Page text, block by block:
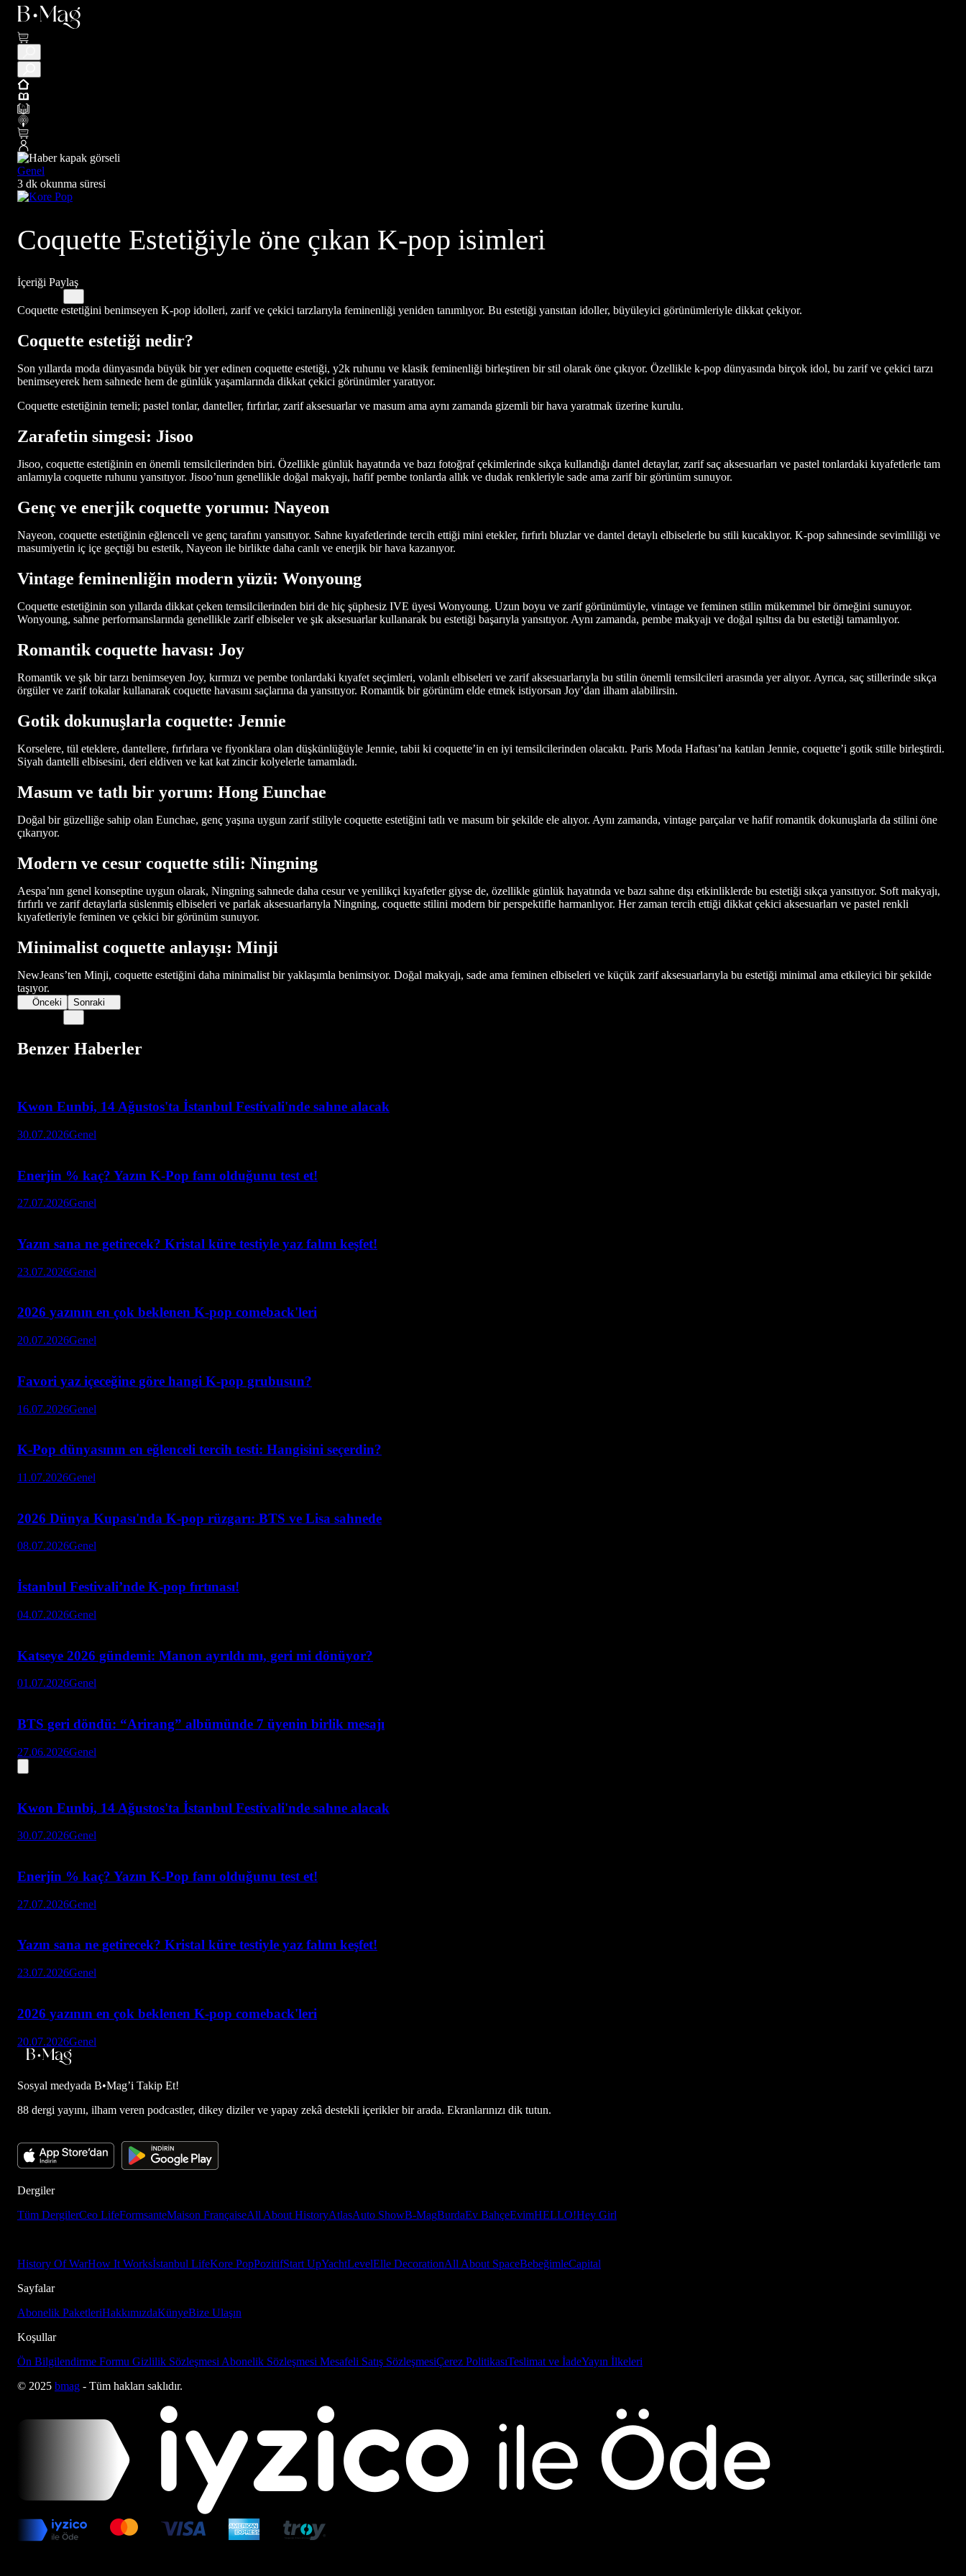
Genel
3 dk okunma süresi
Coquette Estetiğiyle öne çıkan K-pop isimleri
İçeriği Paylaş
Coquette estetiğini benimseyen K-pop idolleri, zarif ve çekici tarzlarıyla feminenliği yeniden tanımlıyor. Bu estetiği yansıtan idoller, büyüleyici görünümleriyle dikkat çekiyor.
Coquette estetiği nedir?
Son yıllarda moda dünyasında büyük bir yer edinen coquette estetiği, y2k ruhunu ve klasik feminenliği birleştiren bir stil olarak öne çıkıyor. Özellikle k-pop dünyasında birçok idol, bu zarif ve çekici tarzı
benimseyerek hem sahnede hem de günlük yaşamlarında dikkat çekici görünümler yaratıyor.
Coquette estetiğinin temeli; pastel tonlar, danteller, fırfırlar, zarif aksesuarlar ve masum ama aynı zamanda gizemli bir hava yaratmak üzerine kurulu.
Zarafetin simgesi: Jisoo
Jisoo, coquette estetiğinin en önemli temsilcilerinden biri. Özellikle günlük hayatında ve bazı fotoğraf çekimlerinde sıkça kullandığı dantel detaylar, zarif saç aksesuarları ve pastel tonlardaki kıyafetlerle tam
anlamıyla coquette ruhunu yansıtıyor. Jisoo’nun genellikle doğal makyajı, hafif pembe tonlarda allık ve dudak renkleriyle sade ama zarif bir görünüm sunuyor.
Genç ve enerjik coquette yorumu: Nayeon
Nayeon, coquette estetiğinin eğlenceli ve genç tarafını yansıtıyor. Sahne kıyafetlerinde tercih ettiği mini etekler, fırfırlı bluzlar ve dantel detaylı elbiselerle bu stili kucaklıyor. K-pop sahnesinde sevimliliği ve
masumiyetin iç içe geçtiği bu estetik, Nayeon ile birlikte daha canlı ve enerjik bir hava kazanıyor.
Vintage feminenliğin modern yüzü: Wonyoung
Coquette estetiğinin son yıllarda dikkat çeken temsilcilerinden biri de hiç şüphesiz IVE üyesi Wonyoung. Uzun boyu ve zarif görünümüyle, vintage ve feminen stilin mükemmel bir örneğini sunuyor.
Wonyoung, sahne performanslarında genellikle zarif elbiseler ve şık aksesuarlar kullanarak bu estetiği başarıyla yansıtıyor. Aynı zamanda, pembe makyajı ve doğal ışıltısı da bu estetiği tamamlıyor.
Romantik coquette havası: Joy
Romantik ve şık bir tarzı benimseyen Joy, kırmızı ve pembe tonlardaki kıyafet seçimleri, volanlı elbiseleri ve zarif aksesuarlarıyla bu stilin önemli temsilcileri arasında yer alıyor. Ayrıca, saç stillerinde sıkça
örgüler ve zarif tokalar kullanarak coquette havasını saçlarına da yansıtıyor. Romantik bir görünüm elde etmek istiyorsan Joy’dan ilham alabilirsin.
Gotik dokunuşlarla coquette: Jennie
Korselere, tül eteklere, dantellere, fırfırlara ve fiyonklara olan düşkünlüğüyle Jennie, tabii ki coquette’in en iyi temsilcilerinden olacaktı. Paris Moda Haftası’na katılan Jennie, coquette’i gotik stille birleştirdi.
Siyah dantelli elbisesini, deri eldiven ve kat kat zincir kolyelerle tamamladı.
Masum ve tatlı bir yorum: Hong Eunchae
Doğal bir güzelliğe sahip olan Eunchae, genç yaşına uygun zarif stiliyle coquette estetiğini tatlı ve masum bir şekilde ele alıyor. Aynı zamanda, vintage parçalar ve hafif romantik dokunuşlarla da stilini öne
çıkarıyor.
Modern ve cesur coquette stili: Ningning
Aespa’nın genel konseptine uygun olarak, Ningning sahnede daha cesur ve yenilikçi kıyafetler giyse de, özellikle günlük hayatında ve bazı sahne dışı etkinliklerde bu estetiği sıkça yansıtıyor. Soft makyajı,
fırfırlı ve zarif detaylarla süslenmiş elbiseleri ve parlak aksesuarlarıyla Ningning, coquette stilini modern bir perspektifle harmanlıyor. Her zaman tercih ettiği dikkat çekici aksesuarları ve pastel renkli
kıyafetleriyle feminen ve çekici bir görünüm sunuyor.
Minimalist coquette anlayışı: Minji
NewJeans’ten Minji, coquette estetiğini daha minimalist bir yaklaşımla benimsiyor. Doğal makyajı, sade ama feminen elbiseleri ve küçük zarif aksesuarlarıyla bu estetiği minimal ama etkileyici bir şekilde
taşıyor.
Önceki Sonraki
Benzer Haberler
Kwon Eunbi, 14 Ağustos'ta İstanbul Festivali'nde sahne alacak
30.07.2026Genel
Enerjin % kaç? Yazın K-Pop fanı olduğunu test et!
27.07.2026Genel
Yazın sana ne getirecek? Kristal küre testiyle yaz falını keşfet!
23.07.2026Genel
2026 yazının en çok beklenen K-pop comeback'leri
20.07.2026Genel
Favori yaz içeceğine göre hangi K-pop grubusun?
16.07.2026Genel
K-Pop dünyasının en eğlenceli tercih testi: Hangisini seçerdin?
11.07.2026Genel
2026 Dünya Kupası'nda K-pop rüzgarı: BTS ve Lisa sahnede
08.07.2026Genel
İstanbul Festivali’nde K-pop fırtınası!
04.07.2026Genel
Katseye 2026 gündemi: Manon ayrıldı mı, geri mi dönüyor?
01.07.2026Genel
BTS geri döndü: “Arirang” albümünde 7 üyenin birlik mesajı
27.06.2026Genel
Kwon Eunbi, 14 Ağustos'ta İstanbul Festivali'nde sahne alacak
30.07.2026Genel
Enerjin % kaç? Yazın K-Pop fanı olduğunu test et!
27.07.2026Genel
Yazın sana ne getirecek? Kristal küre testiyle yaz falını keşfet!
23.07.2026Genel
2026 yazının en çok beklenen K-pop comeback'leri
20.07.2026Genel
Sosyal medyada B•Mag’i Takip Et!
88 dergi yayını, ilham veren podcastler, dikey diziler ve yapay zekâ destekli içerikler bir arada. Ekranlarınızı dik tutun.
Dergiler
Tüm DergilerCeo LifeFormsanteMaison FrançaiseAll About HistoryAtlasAuto ShowB-MagBurdaEv BahçeEvimHELLO!Hey Girl
History Of WarHow It Worksİstanbul LifeKore PopPozitifStart UpYachtLevelElle DecorationAll About SpaceBebeğimleCapital
Sayfalar
Abonelik PaketleriHakkımızdaKünyeBize Ulaşın
Koşullar
Ön Bilgilendirme Formu Gizlilik Sözleşmesi Abonelik Sözleşmesi Mesafeli Satış SözleşmesiÇerez PolitikasıTeslimat ve İadeYayın İlkeleri
© 2025 bmag - Tüm hakları saklıdır.